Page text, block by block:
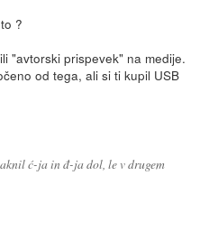
?
"avtorski prispevek" na medije.
od tega, ali si ti kupil USB
ć-ja in đ-ja dol, le v drugem